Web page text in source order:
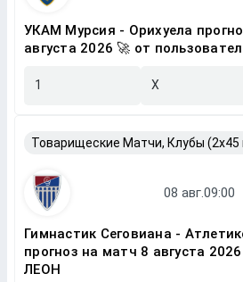
УКАМ Мурсия - Орихуела
августа 2026 🚀 от
1 X
Гимнастик Сеговиана -
прогноз на матч 8 августа
ЛЕОН